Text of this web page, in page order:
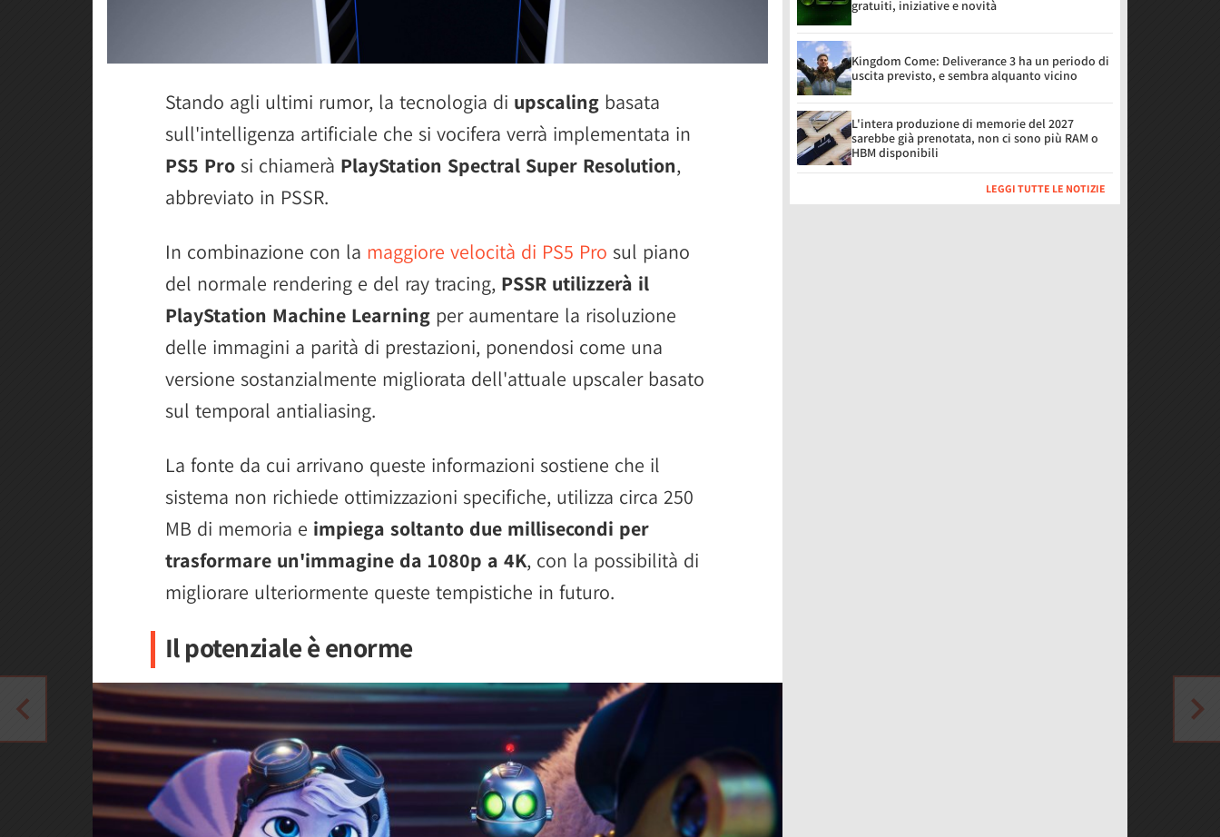
Stando agli ultimi rumor, la tecnologia di upscaling basata
sull'intelligenza artificiale che si vocifera verrà implementata in
PS5 Pro si chiamerà PlayStation Spectral Super Resolution,
abbreviato in PSSR.
In combinazione con la maggiore velocità di PS5 Pro sul piano
del normale rendering e del ray tracing, PSSR utilizzerà il
PlayStation Machine Learning per aumentare la risoluzione
delle immagini a parità di prestazioni, ponendosi come una
versione sostanzialmente migliorata dell'attuale upscaler basato
sul temporal antialiasing.
La fonte da cui arrivano queste informazioni sostiene che il
sistema non richiede ottimizzazioni specifiche, utilizza circa 250
MB di memoria e impiega soltanto due millisecondi per
trasformare un'immagine da 1080p a 4K, con la possibilità di
migliorare ulteriormente queste tempistiche in futuro.
Il potenziale è enorme
gratuiti, iniziative e novità
Kingdom Come: Deliverance 3 ha un periodo di
uscita previsto, e sembra alquanto vicino
L'intera produzione di memorie del 2027
sarebbe già prenotata, non ci sono più RAM o
HBM disponibili
LEGGI TUTTE LE NOTIZIE